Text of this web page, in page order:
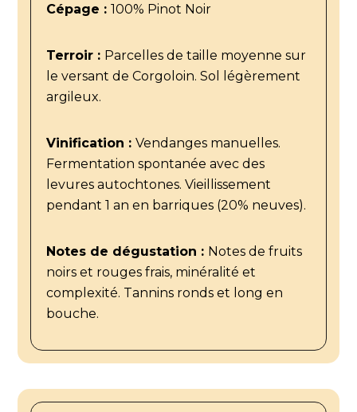
Cépage : 100% Pinot Noir
Terroir : Parcelles de taille moyenne sur
le versant de Corgoloin. Sol légèrement
argileux.
Vinification : Vendanges manuelles.
Fermentation spontanée avec des
levures autochtones. Vieillissement
pendant 1 an en barriques (20% neuves).
Notes de dégustation : Notes de fruits
noirs et rouges frais, minéralité et
complexité. Tannins ronds et long en
bouche.